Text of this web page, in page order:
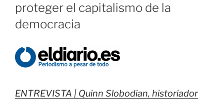
proteger el capitalismo de la
democracia
ENTREVISTA | Quinn Slobodian, historiador